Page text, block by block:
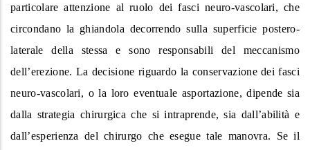
particolare attenzione al ruolo dei fasci neuro-vascolari, che
circondano la ghiandola decorrendo sulla superficie postero-
laterale della stessa e sono responsabili del meccanismo
dell’erezione. La decisione riguardo la conservazione dei fasci
neuro-vascolari, o la loro eventuale asportazione, dipende sia
dalla strategia chirurgica che si intraprende, sia dall’abilità e
dall’esperienza del chirurgo che esegue tale manovra. Se il